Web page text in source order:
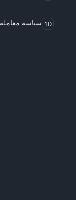
10 سياسة